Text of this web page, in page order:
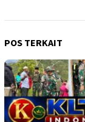
POS TERKAIT